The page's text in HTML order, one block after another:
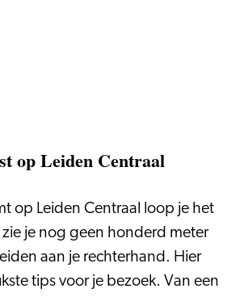
op Leiden Centraal
op Leiden Centraal loop je het
je nog geen honderd meter
aan je rechterhand. Hier
tips voor je bezoek. Van een